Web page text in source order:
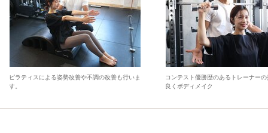
ピラティスによる姿勢改善や不調の改善も行いま
す。
コンテスト優勝歴のあるトレーナー
良くボディメイク